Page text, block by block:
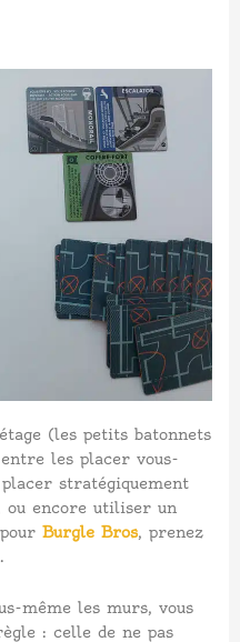
(les petits batonnets
les placer vous-
stratégiquement
encore utiliser un
Burgle Bros, prenez
même les murs, vous
: celle de ne pas